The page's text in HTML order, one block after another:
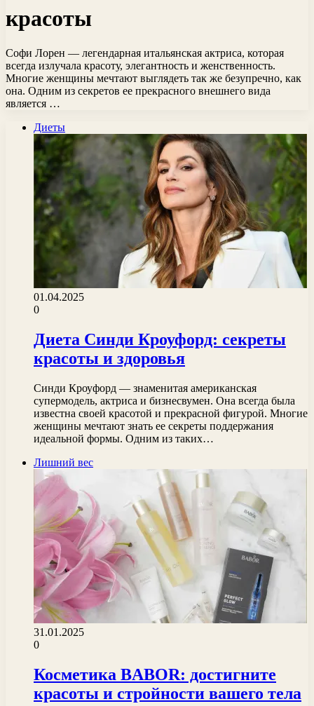
красоты
Софи Лорен — легендарная итальянская актриса, которая
всегда излучала красоту, элегантность и женственность.
Многие женщины мечтают выглядеть так же безупречно, как
она. Одним из секретов ее прекрасного внешнего вида
является …
Диеты
01.04.2025
0
Диета Синди Кроуфорд: секреты
красоты и здоровья
Синди Кроуфорд — знаменитая американская
супермодель, актриса и бизнесвумен. Она всегда была
известна своей красотой и прекрасной фигурой. Многие
женщины мечтают знать ее секреты поддержания
идеальной формы. Одним из таких…
Лишний вес
31.01.2025
0
Косметика BABOR: достигните
красоты и стройности вашего тела